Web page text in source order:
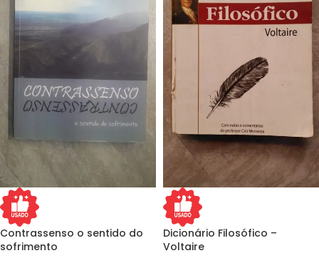
Contrassenso o sentido do
sofrimento
Dicionário Filosófico –
Voltaire